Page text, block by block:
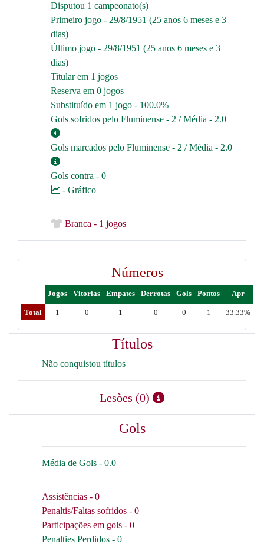
Disputou 1 campeonato(s)
Primeiro jogo - 29/8/1951 (25 anos 6 meses e 3
dias)
Último jogo - 29/8/1951 (25 anos 6 meses e 3
dias)
Titular em 1 jogos
Reserva em 0 jogos
Substituído em 1 jogo - 100.0%
Gols sofridos pelo Fluminense - 2 / Média - 2.0
Gols marcados pelo Fluminense - 2 / Média - 2.0
Gols contra - 0
- Gráfico
Branca - 1 jogos
Números
Jogos Vitorias Empates Derrotas Gols Pontos Apr
Total 1 0 1 0 0 1 33.33%
Títulos
Não conquistou títulos
Lesões (0)
Gols
Média de Gols - 0.0
Assistências - 0
Penaltis/Faltas sofridos - 0
Participações em gols - 0
Penalties Perdidos - 0